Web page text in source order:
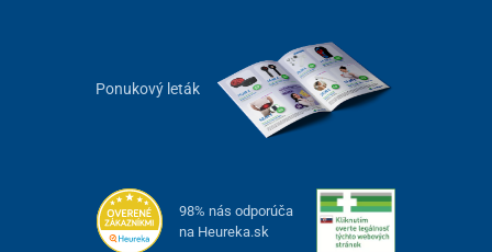
Ponukový leták
98% nás odporúča
na Heureka.sk